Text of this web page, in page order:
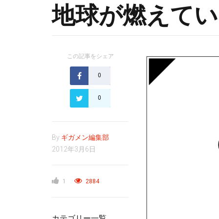
地球が燃えて
この記事をシェア
0
0
By ギガメン編集部
2012年3月6日
1 2884